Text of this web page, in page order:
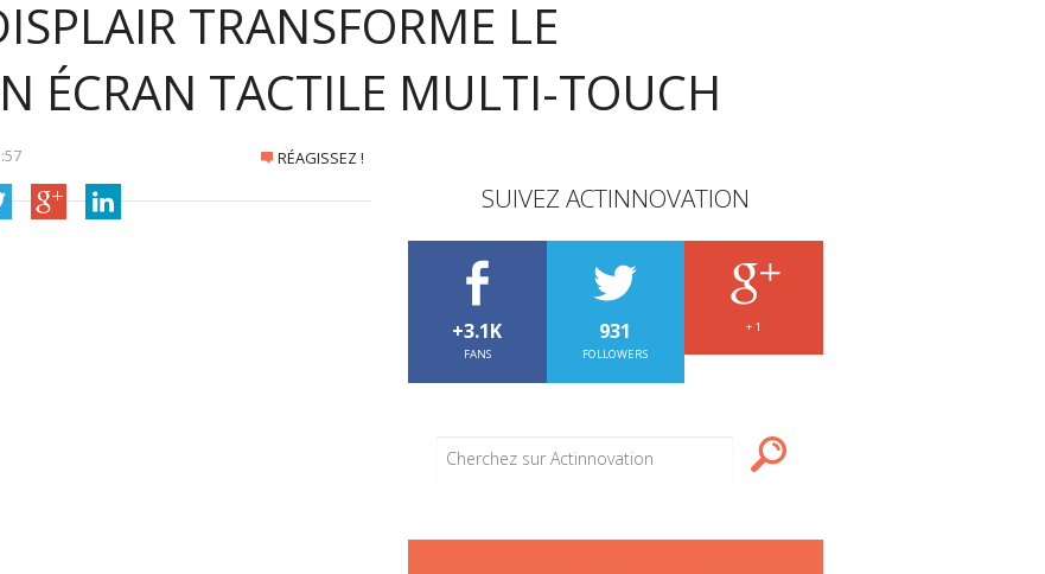
TRANSFORME LE
ÉCRAN TACTILE MULTI-TOUCH
RÉAGISSEZ !
SUIVEZ ACTINNOVATION
+3.1K
FANS
931
FOLLOWERS
+ 1